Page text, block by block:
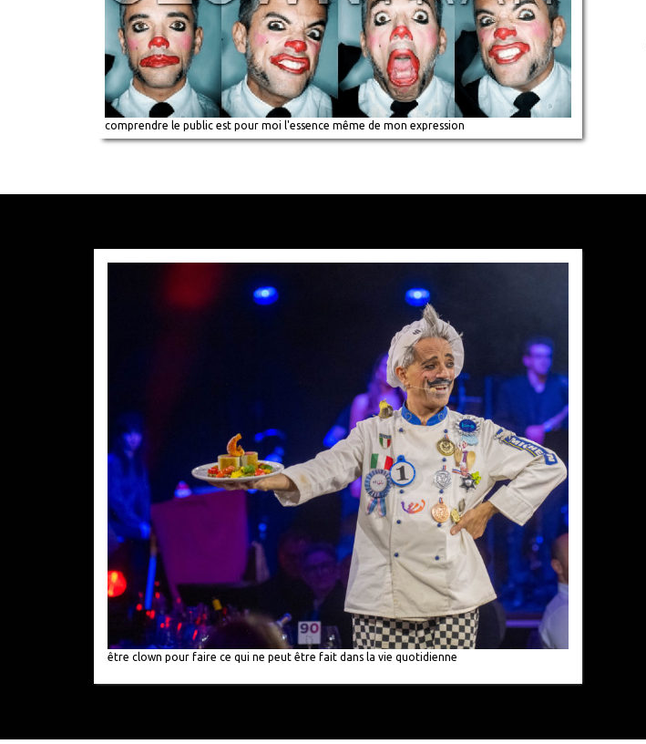
comprendre le public est pour moi l'essence même de mon expression
être clown pour faire ce qui ne peut être fait dans la vie quotidienne